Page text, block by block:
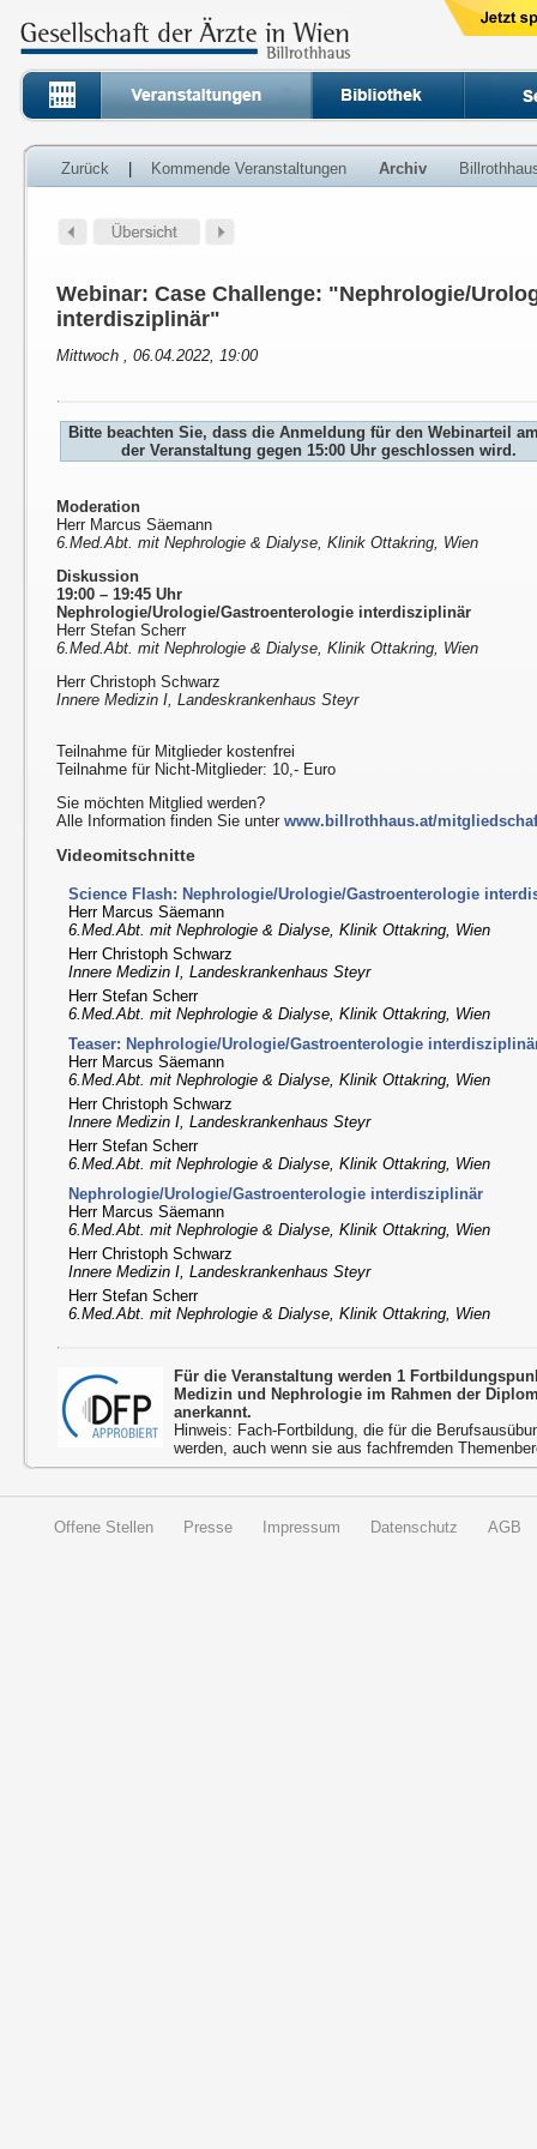
Zurück Kommende Veranstaltungen Archiv
Webinar: Case Challenge: "Nephrologie/
interdisziplinär"
Mittwoch , 06.04.2022, 19:00
Bitte beachten Sie, dass die Anmeldung für den Webinarteil
der Veranstaltung gegen 15:00 Uhr geschlossen wird.
Moderation
Herr Marcus Säemann
6.Med.Abt. mit Nephrologie & Dialyse, Klinik Ottakring, Wien
Diskussion
19:00 – 19:45 Uhr
Nephrologie/Urologie/Gastroenterologie interdisziplinär
Herr Stefan Scherr
6.Med.Abt. mit Nephrologie & Dialyse, Klinik Ottakring, Wien
Herr Christoph Schwarz
Innere Medizin I, Landeskrankenhaus Steyr
Teilnahme für Mitglieder kostenfrei
Teilnahme für Nicht-Mitglieder: 10,- Euro
Sie möchten Mitglied werden?
Alle Information finden Sie unterwww.billrothhaus.at/
Videomitschnitte
Science Flash: Nephrologie/Urologie/Gastroenterologie
Herr Marcus Säemann
6.Med.Abt. mit Nephrologie & Dialyse, Klinik Ottakring, Wien
Herr Christoph Schwarz
Innere Medizin I, Landeskrankenhaus Steyr
Herr Stefan Scherr
6.Med.Abt. mit Nephrologie & Dialyse, Klinik Ottakring, Wien
Teaser: Nephrologie/Urologie/Gastroenterologie
Herr Marcus Säemann
6.Med.Abt. mit Nephrologie & Dialyse, Klinik Ottakring, Wien
Herr Christoph Schwarz
Innere Medizin I, Landeskrankenhaus Steyr
Herr Stefan Scherr
6.Med.Abt. mit Nephrologie & Dialyse, Klinik Ottakring, Wien
Nephrologie/Urologie/Gastroenterologie interdisziplinär
Herr Marcus Säemann
6.Med.Abt. mit Nephrologie & Dialyse, Klinik Ottakring, Wien
Herr Christoph Schwarz
Innere Medizin I, Landeskrankenhaus Steyr
Herr Stefan Scherr
6.Med.Abt. mit Nephrologie & Dialyse, Klinik Ottakring, Wien
Für die Veranstaltung werden 1
Medizin und Nephrologie im Rahmen der
anerkannt.
Hinweis: Fach-Fortbildung, die für die
werden, auch wenn sie aus fachfremden
Offene Stellen Presse Impressum Datenschutz AGB